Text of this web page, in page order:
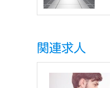
関連求人